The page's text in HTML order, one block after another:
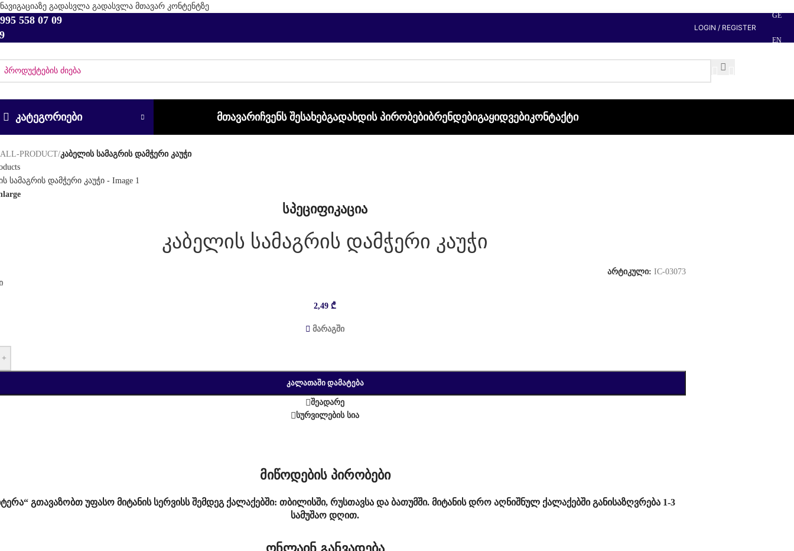
ნავიგაციაზე გადასვლა გადასვლა მთავარ კონტენტზე
558 07 09
LOGIN / REGISTER
GE
EN
ᲙᲐᲢᲔᲒᲝᲠᲘᲔᲑᲘ ᲛᲗᲐᲕᲐᲠᲘᲩᲕᲔᲜᲡ ᲨᲔᲡᲐᲮᲔᲑᲒᲐᲓᲐᲮᲓᲘᲡ ᲞᲘᲠᲝᲑᲔᲑᲘᲑᲠᲔᲜᲓᲔᲑᲘᲒᲐᲧᲘᲓᲕᲔᲑᲘᲙᲝᲜᲢᲐᲥᲢᲘ
ALL-PRODUCT/კაბელის სამაგრის დამჭერი კაუჭი
სპეციფიკაცია
კაბელის სამაგრის დამჭერი კაუჭი
არტიკული:IC-03073
2,49₾
მარაგში
+
ᲙᲐᲚᲐᲗᲐᲨᲘ ᲓᲐᲛᲐᲢᲔᲑᲐ
შეადარე
სურვილების სია
მიწოდების პირობები
გთავაზობთ უფასო მიტანის სერვისს შემდეგ ქალაქებში: თბილისში, რუსთავსა და ბათუმში. მიტანის დრო აღნიშნულ ქალაქებში განისაზღვრება 1-3
სამუშაო დღით.